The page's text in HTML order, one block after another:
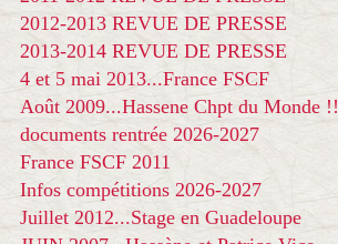
2012-2013 REVUE DE PRESSE
2013-2014 REVUE DE PRESSE
4 et 5 mai 2013...France FSCF
Août 2009...Hassene Chpt du Monde !!
documents rentrée 2026-2027
France FSCF 2011
Infos compétitions 2026-2027
Juillet 2012...Stage en Guadeloupe